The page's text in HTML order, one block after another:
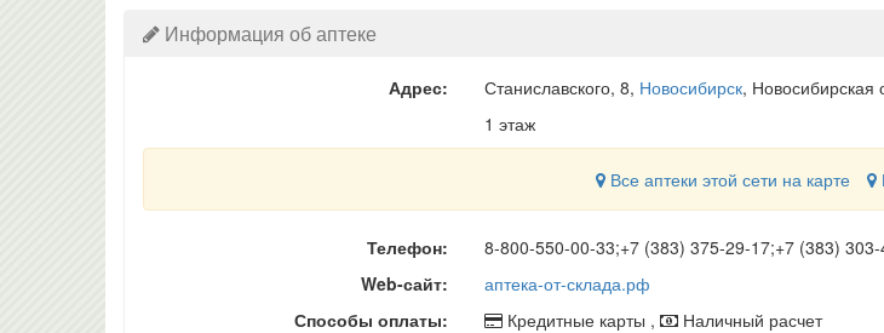
Информация об аптеке
Адрес: Станиславского, 8, Новосибирск, Новосибирская
1 этаж
Все аптеки этой сети на карте
Телефон:
8-800-550-00-33;+7 (383) 375-29-17;+7 (383)
Web-сайт:
аптека-от-склада.рф
Способы оплаты:
Кредитные карты ,
Наличный расчет